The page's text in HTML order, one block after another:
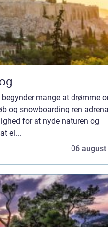
mange at drømme
og snowboarding ren
for at nyde naturen og
el...
06 august